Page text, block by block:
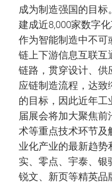
成为制造强国的目标
建成近8,000家数字
作为智能制造中不可
链上下游信息互联互
链路，贯穿设计、供
应链制造流程，达致
的目标，因此近年工
届展会将加大聚焦
术等重点技术环节及
业化产业的最新趋势
实、零点、宇泰、银
锐文、新页等精英品